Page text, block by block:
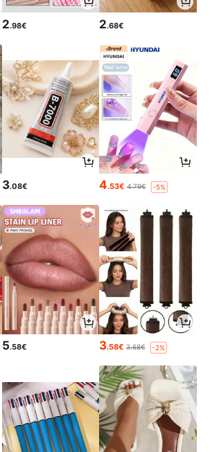
2.98€ 2.68€
3.08€ 4.53€ 4.79€ -5%
5.58€ 3.58€ 3.68€ -2%